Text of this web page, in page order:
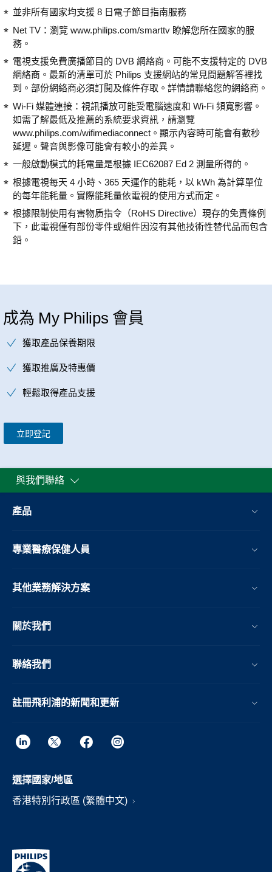
並非所有國家均支援 8 日電子節目指南服務
Net TV：瀏覽 www.philips.com/smarttv 瞭解您所在國家的服
務。
電視支援免費廣播節目的 DVB 網絡商。可能不支援特定的 DVB
網絡商。最新的清單可於 Philips 支援網站的常見問題解答裡找
到。部份網絡商必須訂閱及條件存取。詳情請聯絡您的網絡商。
Wi-Fi 媒體連接：視訊播放可能受電腦速度和 Wi-Fi 頻寬影響。
如需了解最低及推薦的系統要求資訊，請瀏覽
www.philips.com/wifimediaconnect。顯示內容時可能會有數秒
延遲。聲音與影像可能會有較小的差異。
一般啟動模式的耗電量是根據 IEC62087 Ed 2 測量所得的。
根據電視每天 4 小時、365 天運作的能耗，以 kWh 為計算單位
的每年能耗量。實際能耗量依電視的使用方式而定。
根據限制使用有害物质指令（RoHS Directive）現存的免責條例
下，此電視僅有部份零件或組件因沒有其他技術性替代品而包含
鉛。
成為 My Philips 會員
獲取產品保養期限
獲取推廣及特惠價
輕鬆取得產品支援
立即登記
與我們聯絡
產品
專業醫療保健人員
其他業務解決方案​
關於我們
聯絡我們
註冊飛利浦的新聞和更新
選擇國家/地區
香港特別行政區 (繁體中文)